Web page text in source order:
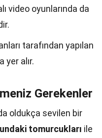
video oyunlarında da
tarafından yapılan
yer alır.
Gerekenler
oldukça sevilen bir
tomurcukları ile